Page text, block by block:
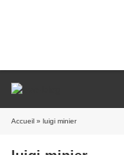
Accueil » luigi minier